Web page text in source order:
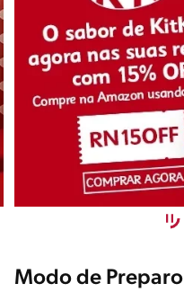
Modo de Preparo